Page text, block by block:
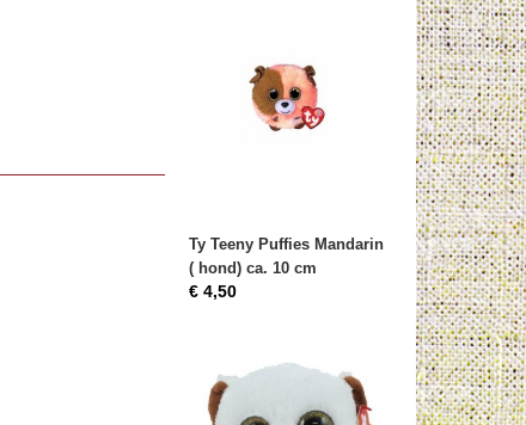
Ty Teeny Puffies Mandarin
( hond) ca. 10 cm
€ 4,50